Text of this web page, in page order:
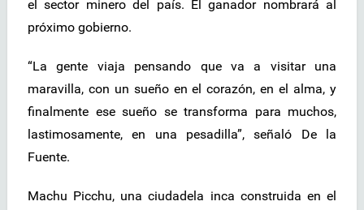
el sector minero del país. El ganador nombrará al
próximo gobierno.
“La gente viaja pensando que va a visitar una
maravilla, con un sueño en el corazón, en el alma, y
finalmente ese sueño se transforma para muchos,
lastimosamente, en una pesadilla”, señaló De la
Fuente.
Machu Picchu, una ciudadela inca construida en el